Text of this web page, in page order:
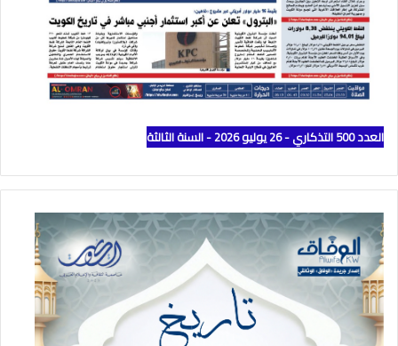
العدد 500 التذكاري - 26 يوليو 2026 - السنة الثالثة